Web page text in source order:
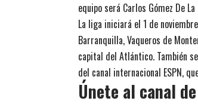
equipo será Carlos Gómez De
La liga iniciará el 1 de
Barranquilla, Vaqueros de
capital del Atlántico. También
del canal internacional ESPN,
Únete al canal